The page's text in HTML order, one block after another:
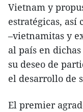
Vietnam y
estratégicas, así
–vietnamitas y
al país en
su deseo de
el desarrollo de
El premier